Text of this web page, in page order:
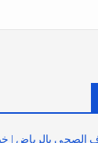
بالرياض | خبراء